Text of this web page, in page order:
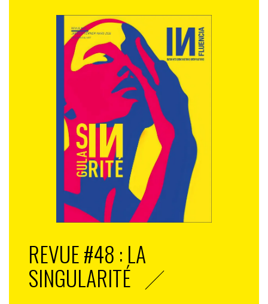
REVUE #48 : LA
SINGULARITÉ